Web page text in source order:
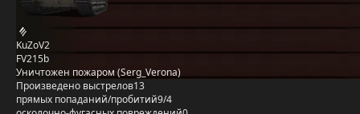
KuZoV2
FV215b
Уничтожен пожаром (Serg_Verona)
Произведено выстрелов13
прямых попаданий/пробитий9/4